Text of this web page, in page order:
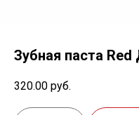
Зубная паста Red
320.00 руб.